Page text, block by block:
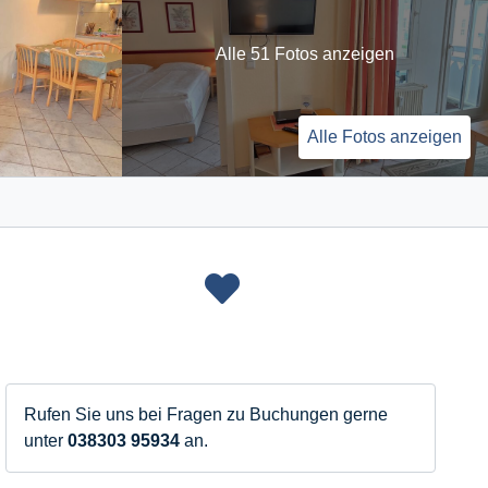
Alle 51 Fotos anzeigen
Alle Fotos anzeigen
Rufen Sie uns bei Fragen zu Buchungen gerne
unter038303 95934 an.